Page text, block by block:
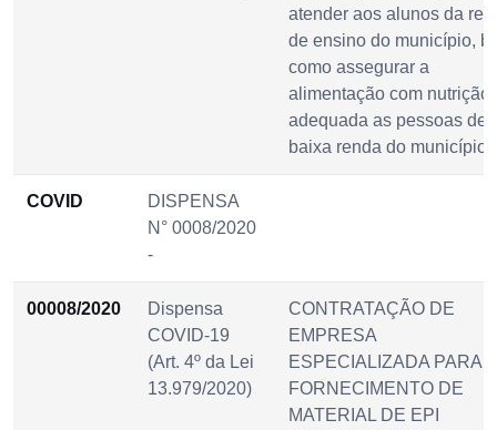
atender aos alunos da
de ensino do município,
como assegurar a
alimentação com nutrição
adequada as pessoas de
baixa renda do município.
COVID
DISPENSA
N° 0008/2020
-
00008/2020
Dispensa
COVID-19
(Art. 4º da Lei
13.979/2020)
CONTRATAÇÃO DE
EMPRESA
ESPECIALIZADA PARA
FORNECIMENTO DE
MATERIAL DE EPI